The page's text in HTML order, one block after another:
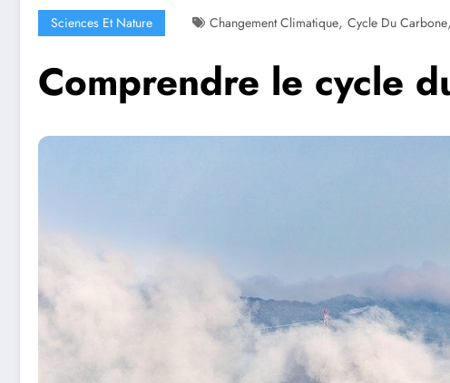
Sciences Et Nature Changement Climatique, Cycle Du Carbone,
Comprendre le cycle